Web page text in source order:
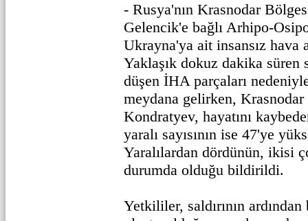
- Rusya'nın Krasnodar
Gelencik'e bağlı Arhipo-
Ukrayna'ya ait insansız hava
Yaklaşık dokuz dakika süren
düşen İHA parçaları
meydana gelirken,
Kondratyev, hayatını
yaralı sayısının ise 47'ye
Yaralılardan dördünün, ikisi
durumda olduğu bildirildi.
Yetkililer, saldırının